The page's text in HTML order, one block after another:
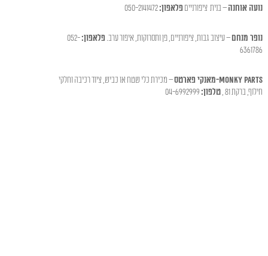
נועה אוחנה– בנית ציפורניים פלאפון:
נופר מנחם– עיצוב גבות, ציפורניים, פן ותסרוקות, איפור ערב. פלאפון:052-
6361786
Monky Parts-מאנקי פארטס
– מכירת כלי שטח או כביש, ציוד רכיבה וחלקי
חילוף, ברקת 81 ,
טלפון: